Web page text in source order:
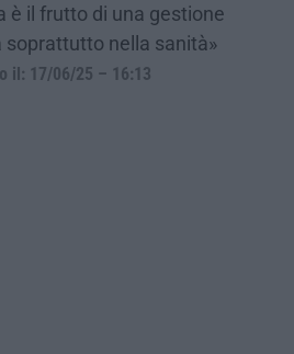
è il frutto di una gestione
soprattutto nella sanità»
il: 17/06/25 – 16:13